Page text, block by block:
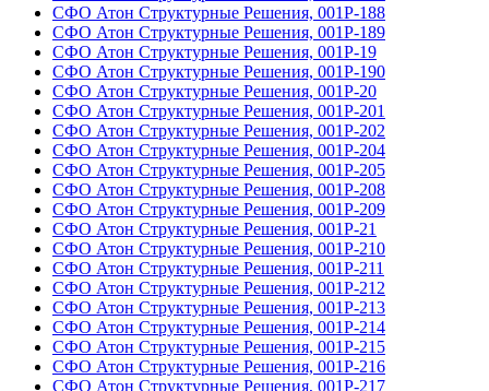
СФО Атон Структурные Решения, 001Р-188
СФО Атон Структурные Решения, 001Р-189
СФО Атон Структурные Решения, 001Р-19
СФО Атон Структурные Решения, 001Р-190
СФО Атон Структурные Решения, 001Р-20
СФО Атон Структурные Решения, 001Р-201
СФО Атон Структурные Решения, 001Р-202
СФО Атон Структурные Решения, 001Р-204
СФО Атон Структурные Решения, 001Р-205
СФО Атон Структурные Решения, 001Р-208
СФО Атон Структурные Решения, 001Р-209
СФО Атон Структурные Решения, 001Р-21
СФО Атон Структурные Решения, 001Р-210
СФО Атон Структурные Решения, 001Р-211
СФО Атон Структурные Решения, 001Р-212
СФО Атон Структурные Решения, 001Р-213
СФО Атон Структурные Решения, 001Р-214
СФО Атон Структурные Решения, 001Р-215
СФО Атон Структурные Решения, 001Р-216
СФО Атон Структурные Решения, 001Р-217